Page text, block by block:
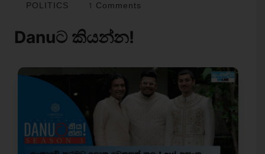
POLITICS 1 Comments